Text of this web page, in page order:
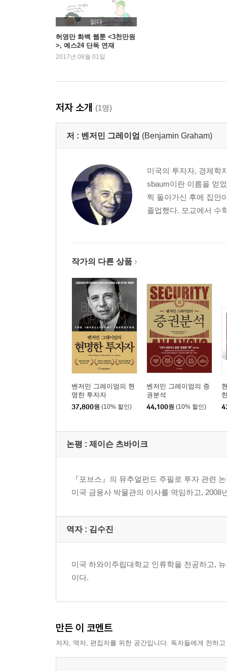
4장
일반적인 포트폴리오 전략: 방어적인 투자자
4장 논평
6장
적극적인 투자자를 위한 포트폴리오 전략: 소극적
적극적인 투자자를 위한 포트폴리오 전략: 긍정적
7장 논평
8장 논평
투자펀드에 투자하기
9장 논평
투자자와 조언자
10장 논평
일반 투자자를 위한 증권분석: 일반적인 방법
12장
방어적인 투자자와 주식 선택
14장 논평
15장
15장 논평
읽다
허영만 화백 웹툰 <3천만원
>, 예스24 단독 연재
2017년 08월 01일
저자 소개 (1명)
저 : 벤저민 그레이엄 (Benjamin Graham)
미국의 투자자, 경제학
sbaum이란 이름을 얻
찍 돌아가신 후에 집안
졸업했다. 모교에서 수
작가의 다른 상품
벤저민 그레이엄의 현
명한 투자자
37,800원 (10% 할인)
벤저민 그레이엄의 증
권분석
44,100원 (10% 할인)
논평 : 제이슨 츠바이크
『포브스』의 뮤추얼펀드 주필로 투자 관련
미국 금융사 박물관의 이사를 역임하고,
역자 : 김수진
미국 하와이주립대학교 인류학을 전공하고,
이다.
만든 이 코멘트
저자, 역자, 편집자를 위한 공간입니다. 독자들에게 전하